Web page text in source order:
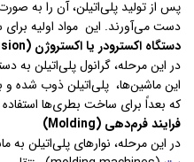
دست می‌آورند. این مواد اولیه
دستگاه اکسترودر یا اکستروژن (Extrusion)
در این مرحله، گرانول پلی‌اتیلن به
این ماشین‌ها، پلی‌اتیلن ذوب شده
که بعداً برای ساخت بطری‌ها
فرایند فرم‌دهی (Molding)
در این مرحله، نوارهای پلی‌اتیلن